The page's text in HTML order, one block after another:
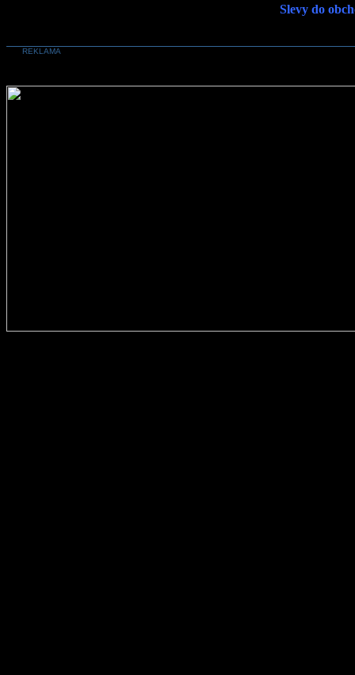
Slevy do
REKLAMA